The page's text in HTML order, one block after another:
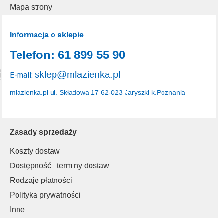
Mapa strony
Zasady sprzedaży
Koszty dostaw
Dostępność i terminy dostaw
Rodzaje płatności
Polityka prywatności
Inne
Informacja o sklepie
mlazienka.pl ul. Składowa 17 62-023 Jaryszki k.Poznania
Telefon: 61 899 55 90
E-mail: sklep@mlazienka.pl